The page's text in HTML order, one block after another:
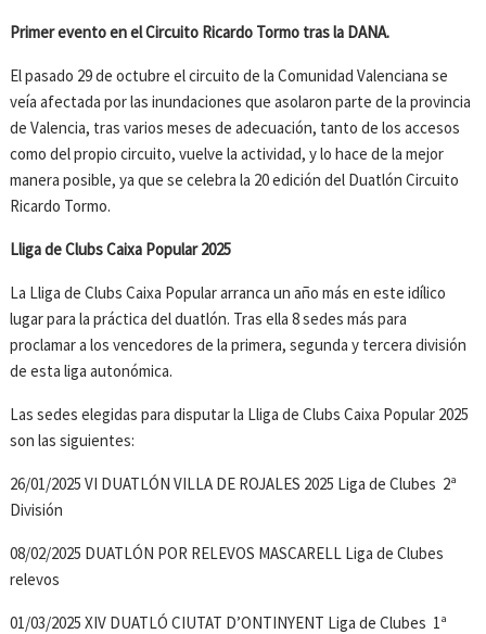
Primer evento en el Circuito Ricardo Tormo tras la DANA.
El pasado 29 de octubre el circuito de la Comunidad Valenciana se
veía afectada por las inundaciones que asolaron parte de la provincia
de Valencia, tras varios meses de adecuación, tanto de los accesos
como del propio circuito, vuelve la actividad, y lo hace de la mejor
manera posible, ya que se celebra la 20 edición del Duatlón Circuito
Ricardo Tormo.
Lliga de Clubs Caixa Popular 2025
La Lliga de Clubs Caixa Popular arranca un año más en este idílico
lugar para la práctica del duatlón. Tras ella 8 sedes más para
proclamar a los vencedores de la primera, segunda y tercera división
de esta liga autonómica.
Las sedes elegidas para disputar la Lliga de Clubs Caixa Popular 2025
son las siguientes:
26/01/2025 VI DUATLÓN VILLA DE ROJALES 2025 Liga de Clubes 2ª
División
08/02/2025 DUATLÓN POR RELEVOS MASCARELL Liga de Clubes
relevos
01/03/2025 XIV DUATLÓ CIUTAT D’ONTINYENT Liga de Clubes 1ª